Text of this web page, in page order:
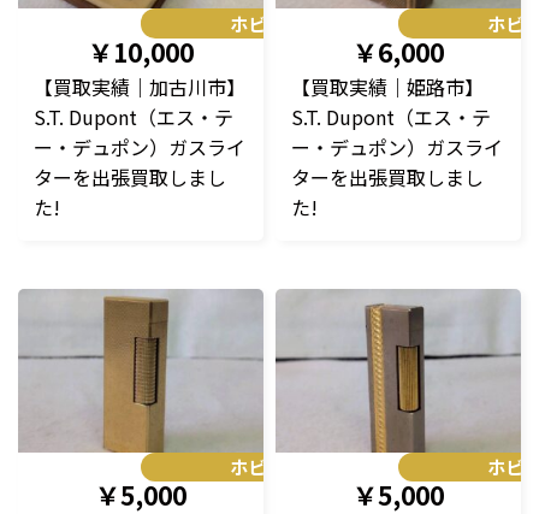
ホビー
￥10,000
【買取実績｜加古川市】
S.T. Dupont（エス・テ
ー・デュポン）ガスライ
ターを出張買取しまし
た!
ホビ
￥6,000
【買取実績｜姫路市】
S.T. Dupont（エス・テ
ー・デュポン）ガスライ
ターを出張買取しまし
た!
ホビー
￥5,000
ホビ
￥5,000